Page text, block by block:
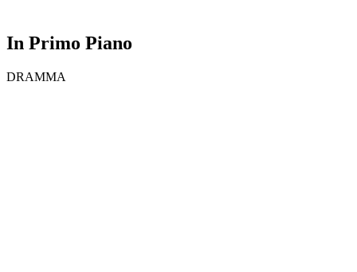
In Primo Piano
DRAMMA